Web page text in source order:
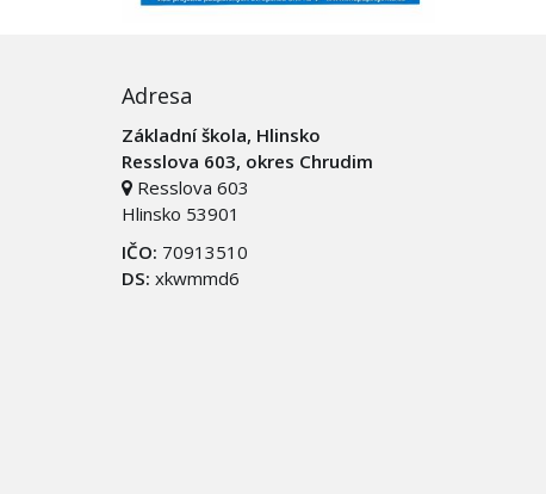
Adresa
Základní škola, Hlinsko
Resslova 603, okres Chrudim
Resslova 603
Hlinsko 53901
IČO: 70913510
DS: xkwmmd6